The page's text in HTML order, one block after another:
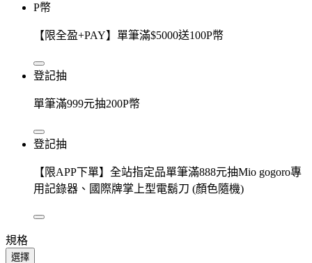
P幣
【限全盈+PAY】單筆滿$5000送100P幣
登記抽
單筆滿999元抽200P幣
登記抽
【限APP下單】全站指定品單筆滿888元抽Mio gogoro專
用記錄器、國際牌掌上型電鬍刀 (顏色隨機)
規格
選擇